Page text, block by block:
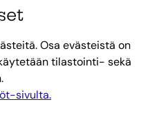
Osa evästeistä on
tilastointi- sekä
sivulta.